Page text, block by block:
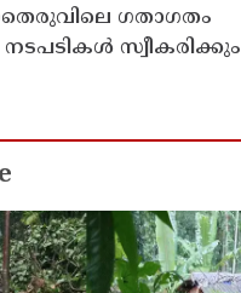
ഗതാഗതം
സ്വീകരിക്കും